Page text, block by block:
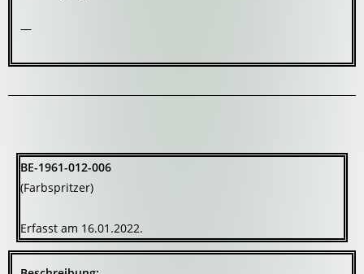
—
BE-1961-012-006
(Farbspritzer)
Erfasst am 16.01.2022.